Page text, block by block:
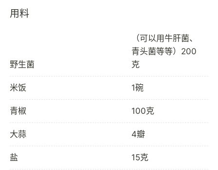
用料
野生菌
（可以用牛肝菌、
青头菌等等）200
克
米饭 1碗
青椒 100克
大蒜 4瓣
盐 15克